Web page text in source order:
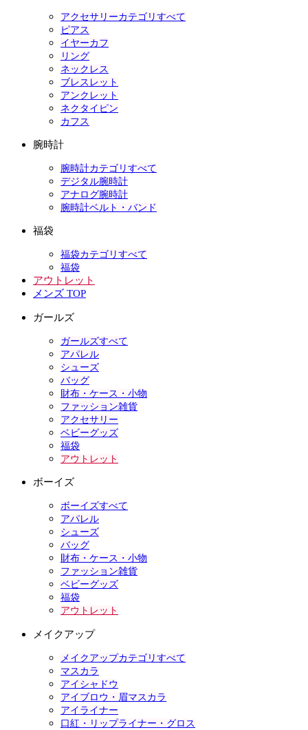
アクセサリーカテゴリすべて
ピアス
イヤーカフ
リング
ネックレス
ブレスレット
アンクレット
ネクタイピン
カフス
腕時計
腕時計カテゴリすべて
デジタル腕時計
アナログ腕時計
腕時計ベルト・バンド
福袋
福袋カテゴリすべて
福袋
アウトレット
メンズ TOP
ガールズ
ガールズすべて
アパレル
シューズ
バッグ
財布・ケース・小物
ファッション雑貨
アクセサリー
ベビーグッズ
福袋
アウトレット
ボーイズ
ボーイズすべて
アパレル
シューズ
バッグ
財布・ケース・小物
ファッション雑貨
ベビーグッズ
福袋
アウトレット
メイクアップ
メイクアップカテゴリすべて
マスカラ
アイシャドウ
アイブロウ・眉マスカラ
アイライナー
口紅・リップライナー・グロス